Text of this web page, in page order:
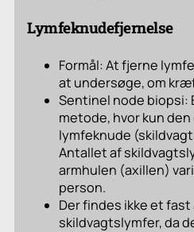
Lymfeknudefjernelse
Formål: At fjerne
at undersøge, om
Sentinel node biopsi:
metode, hvor kun
lymfeknude
Antallet af
armhulen (axillen)
person.
Der findes ikke et fast
skildvagtslymfer, da